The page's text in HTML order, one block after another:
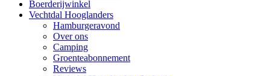
Boerderijwinkel
Vechtdal Hooglanders
Hamburgeravond
Over ons
Camping
Groenteabonnement
Reviews